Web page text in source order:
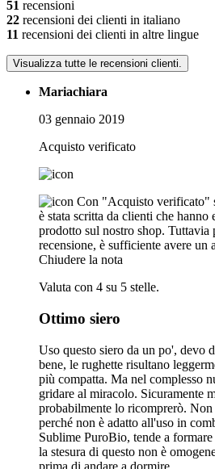
51 recensioni
22 recensioni dei clienti in italiano
11 recensioni dei clienti in altre lingue
Visualizza tutte le recensioni clienti.
Mariachiara
03 gennaio 2019
Acquisto verificato
Con "Acquisto verificato"
è stata scritta da clienti che
prodotto sul nostro shop. Tuttavia
recensione, è sufficiente avere un
Chiudere la nota
Valuta con 4 su 5 stelle.
Ottimo siero
Uso questo siero da un po', devo
bene, le rughette risultano
più compatta. Ma nel complesso
gridare al miracolo. Sicuramente
probabilmente lo ricomprerò.
perché non è adatto all'uso in
Sublime PuroBio, tende a
la stesura di questo non è
prima di andare a dormire